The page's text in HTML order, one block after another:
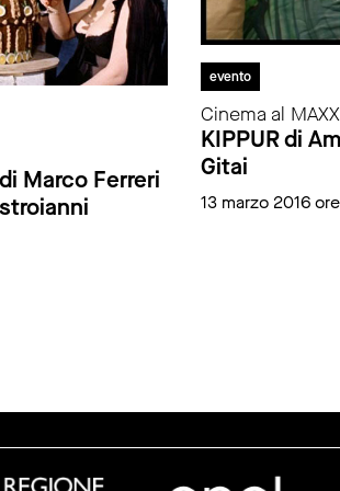
di Marco Ferreri
evento
Cinema al
KIPPUR di
Gitai
13 marzo 2016